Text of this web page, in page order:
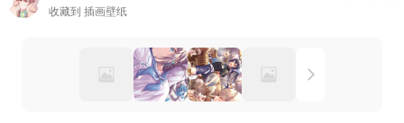
收藏到 插画壁纸